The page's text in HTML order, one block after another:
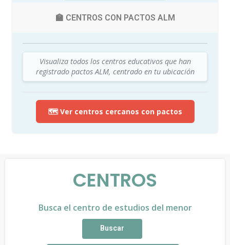
🏫 CENTROS CON PACTOS ALM
Visualiza todos los centros educativos que han
registrado pactos ALM, centrado en tu ubicación
🗺️ Ver centros cercanos con pactos
CENTROS
Busca el centro de estudios del menor
Buscar